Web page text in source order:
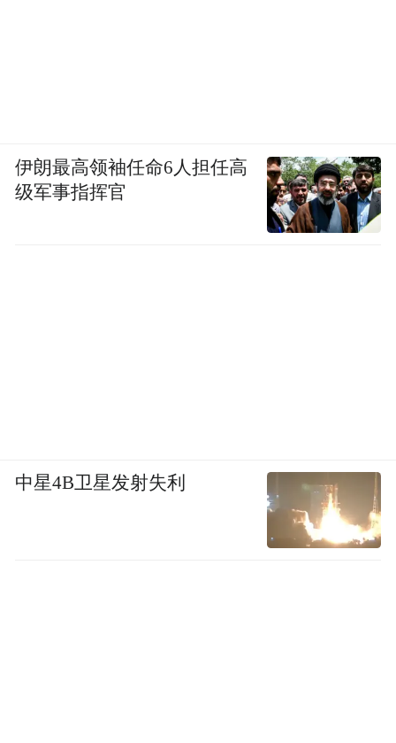
伊朗最高领袖任命6人担任高
级军事指挥官
中星4B卫星发射失利